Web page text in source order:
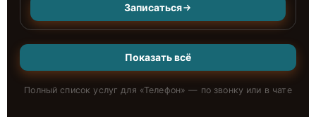
Записаться
Показать всё
Полный список услуг для «Телефон» — по звонку или в чате